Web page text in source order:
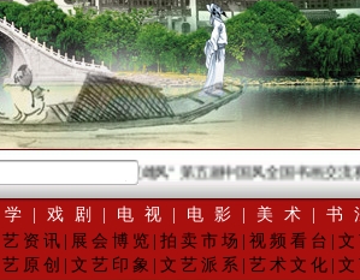
2015年“华夏雄风” 第五届中国风全国书画交流赛
|戏剧 电视 电影 美术 |书
资讯 展会博览 |拍卖市场 |视频看台 |
原创 |文艺印象 |文艺派系 |艺术文化 |